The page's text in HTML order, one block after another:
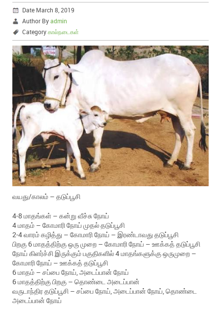
Date March 8, 2019
Author Byadmin
Categoryகால்நடைகள்
வயது/காலம் – தடுப்பூசி
4-8 மாதங்கள் – கன்று வீச்சு நோய்
4 மாதம் – கோமாரி நோய் முதல் தடுப்பூசி
2-4 வாரம் கழித்து – கோமாரி நோய் – இரண்டாவது தடுப்பூசி
பிறகு 6 மாதத்திற்கு ஒரு முறை – கோமாரி நோய் – ஊக்கத் தடுப்பூசி
நோய் கிளர்ச்சி இருக்கும் பகுதிகளில் 4 மாதங்களுக்கு ஒருமுறை –
கோமாரி நோய் – ஊக்கத் தடுப்பூசி
6 மாதம் – சப்பை நோய், அடைப்பான் நோய்
6 மாதத்திற்கு பிறகு – தொண்டை அடைப்பான்
வருடாந்திர தடுப்பூசி – சப்பை நோய், அடைப்பான் நோய், தொண்டை
அடைப்பான் நோய்